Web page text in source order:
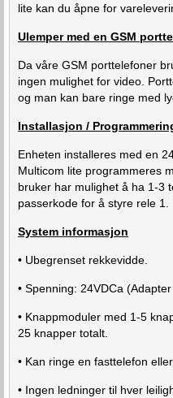
lite kan du åpne for
Ulemper med en GSM
Da våre GSM porttelefoner
ingen mulighet for video.
og man kan bare ringe med
Installasjon /
Enheten installeres med en
Multicom lite programmeres
bruker har mulighet å ha 1-3
passerkode for å styre rele 1.
System informasjon
• Ubegrenset rekkevidde.
• Spenning: 24VDCa
• Knappmoduler med 1-5
25 knapper totalt.
• Kan ringe en fasttelefon
• Ingen ledninger til hver